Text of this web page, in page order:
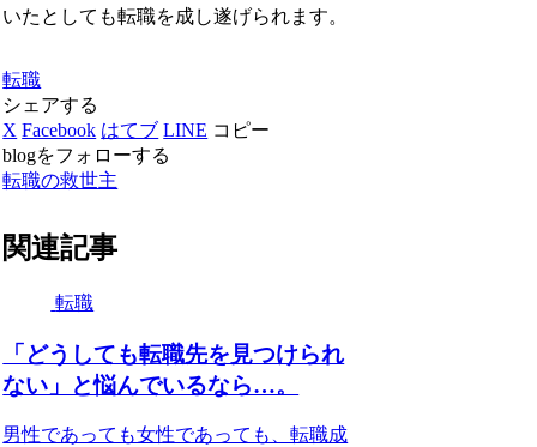
いたとしても転職を成し遂げられます。
転職
シェアする
X Facebook はてブ LINE コピー
blogをフォローする
転職の救世主
関連記事
転職
「どうしても転職先を見つけられ
ない」と悩んでいるなら…。
男性であっても女性であっても、転職成